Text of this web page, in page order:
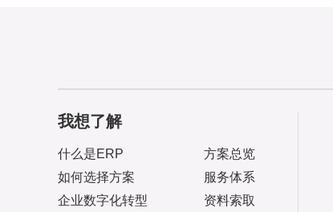
我想了解
什么是ERP
方案总览
如何选择方案
服务体系
企业数字化转型
资料索取